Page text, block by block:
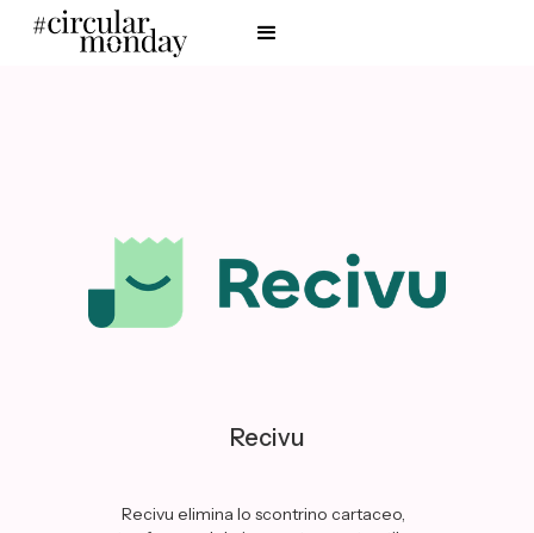
Recivu
Recivu elimina lo scontrino cartaceo,